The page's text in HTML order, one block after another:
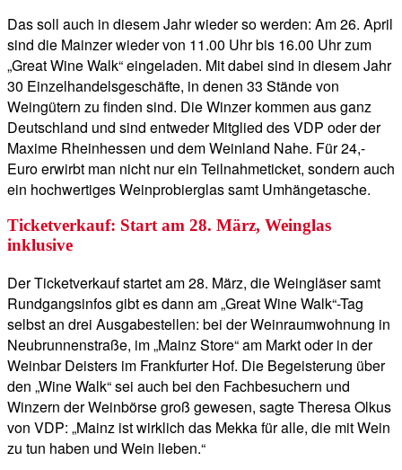
Das soll auch in diesem Jahr wieder so werden: Am 26. April
sind die Mainzer wieder von 11.00 Uhr bis 16.00 Uhr zum
„Great Wine Walk“ eingeladen. Mit dabei sind in diesem Jahr
30 Einzelhandelsgeschäfte, in denen 33 Stände von
Weingütern zu finden sind. Die Winzer kommen aus ganz
Deutschland und sind entweder Mitglied des VDP oder der
Maxime Rheinhessen und dem Weinland Nahe. Für 24,-
Euro erwirbt man nicht nur ein Teilnahmeticket, sondern auch
ein hochwertiges Weinprobierglas samt Umhängetasche.
Ticketverkauf: Start am 28. März, Weinglas
inklusive
Der Ticketverkauf startet am 28. März, die Weingläser samt
Rundgangsinfos gibt es dann am „Great Wine Walk“-Tag
selbst an drei Ausgabestellen: bei der Weinraumwohnung in
Neubrunnenstraße, im „Mainz Store“ am Markt oder in der
Weinbar Deisters im Frankfurter Hof. Die Begeisterung über
den „Wine Walk“ sei auch bei den Fachbesuchern und
Winzern der Weinbörse groß gewesen, sagte Theresa Olkus
von VDP: „Mainz ist wirklich das Mekka für alle, die mit Wein
zu tun haben und Wein lieben.“